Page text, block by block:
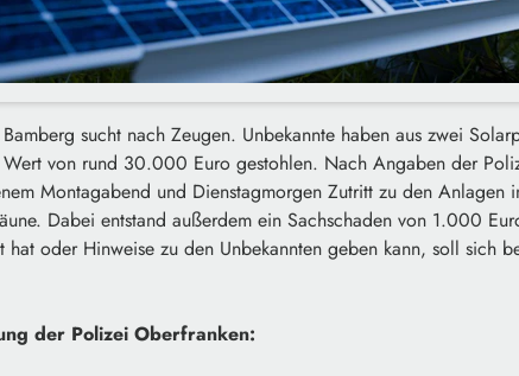
sucht nach Zeugen. Unbekannte haben aus zwei
von rund 30.000 Euro gestohlen. Nach Angaben der
Montagabend und Dienstagmorgen Zutritt zu den Anlagen
Dabei entstand außerdem ein Sachschaden von 1.000
hat oder Hinweise zu den Unbekannten geben kann, soll sich
der Polizei Oberfranken: